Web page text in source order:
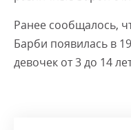
Ранее сообщалось,
Барби появилась в
девочек от 3 до 14